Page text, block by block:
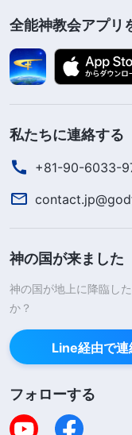
全能神教会アプリ
私たちに連絡する
+81-90-6033-
神の国が来ました
神の国が地上に降臨し
か？
Line経由で連
フォローする